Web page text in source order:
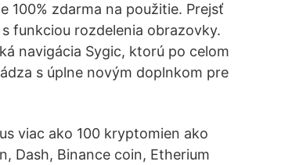
100% zdarma na použitie. Prejsť
funkciou rozdelenia obrazovky.
navigácia Sygic, ktorú po celom
s úplne novým doplnkom pre
viac ako 100 kryptomien ako
Dash, Binance coin, Etherium